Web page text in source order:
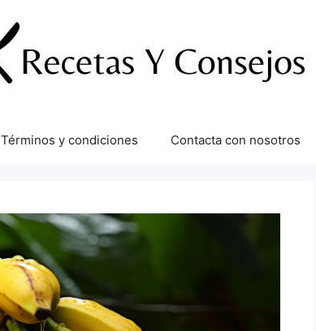
Términos y condiciones Contacta con nosotros